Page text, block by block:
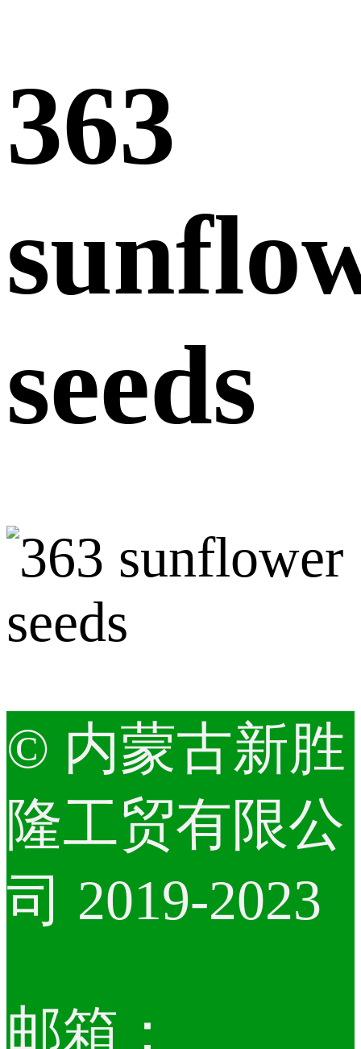
363
seeds
© 内蒙古新胜
隆工贸有限公
司 2019-2023
邮箱：